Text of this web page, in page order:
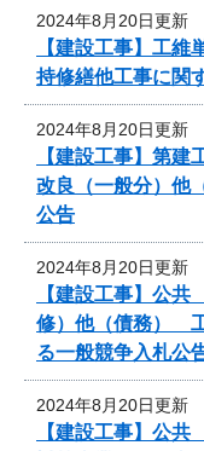
2024年8月20日更新
【建設工事】工
持修繕他工事に関
2024年8月20日更新
【建設工事】第
改良（一般分）他
公告
2024年8月20日更新
【建設工事】公
修）他（債務）
る一般競争入札公
2024年8月20日更新
【建設工事】公